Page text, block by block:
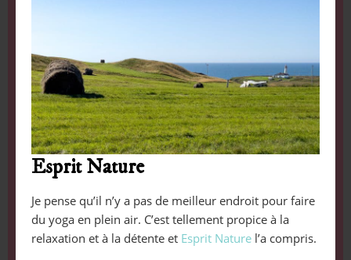
Esprit Nature
Je pense qu’il n’y a pas de meilleur endroit pour faire
du yoga en plein air. C’est tellement propice à la
relaxation et à la détente et Esprit Naturel’a compris.